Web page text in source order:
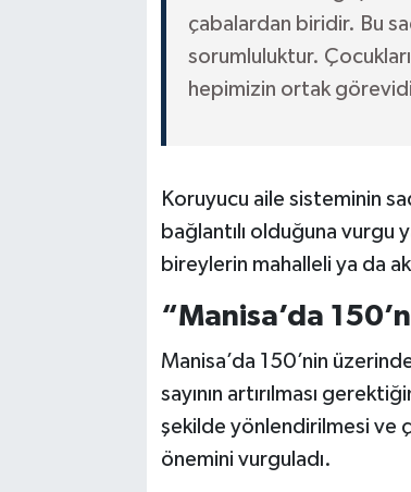
çabalardan biridir. Bu
sorumluluktur.
hepimizin ortak
Koruyucu aile sisteminin
bağlantılı olduğuna
bireylerin mahalleli ya da
“Manisa’da
Manisa’da 150’nin
sayının artırılması
şekilde yönlendirilmesi ve
önemini vurguladı.